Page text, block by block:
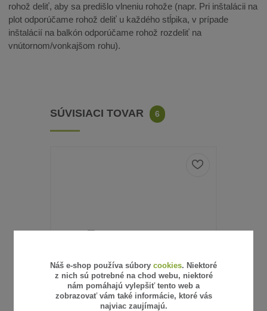
rohož deliť, aby sa predišlo vlneniu rohože (napr. Pri inštalácii na
plot odporúčame rohož deliť u každého stĺpika, v prípade
inštalácií na balkón odporúčame rohož rozdeliť na
vnútornom/vonkajšom rohu).
SÚVISIACI TOVAR 6
Náš e-shop používa súbory cookies. Niektoré
z nich sú potrebné na chod webu, niektoré
nám pomáhajú vylepšiť tento web a
zobrazovať vám také informácie, ktoré vás
najviac zaujímajú.